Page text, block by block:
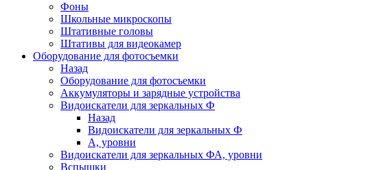
Фоны
Школьные микроскопы
Штативные головы
Штативы для видеокамер
Оборудование для фотосъемки
Назад
Оборудование для фотосъемки
Аккумуляторы и зарядные устройства
Видоискатели для зеркальных Ф
Назад
Видоискатели для зеркальных Ф
А, уровни
Видоискатели для зеркальных ФА, уровни
Вспышки